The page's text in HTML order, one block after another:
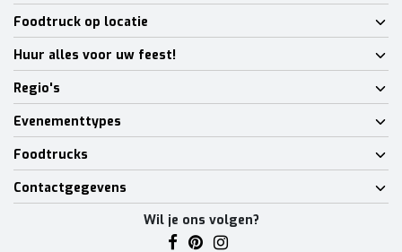
Foodtruck op locatie
Huur alles voor uw feest!
Regio's
Evenementtypes
Foodtrucks
Contactgegevens
Wil je ons volgen?